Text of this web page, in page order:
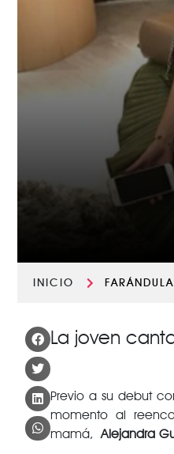
INICIO FARÁNDULA
La joven
Previo a su debut
momento al
mamá,Alejandra